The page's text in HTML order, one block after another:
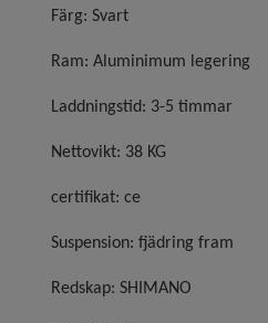
Färg: Svart
Ram: Aluminimum legering
Laddningstid: 3-5 timmar
Nettovikt: 38 KG
certifikat: ce
Suspension: fjädring fram
Redskap: SHIMANO